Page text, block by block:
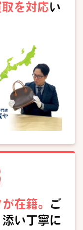
を対応い
在籍。 ご
い丁寧に